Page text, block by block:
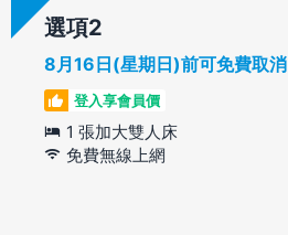
選項
8月16日(星期日)前可免費取消
登入享會員價
1 張加大雙人床
免費無線上網